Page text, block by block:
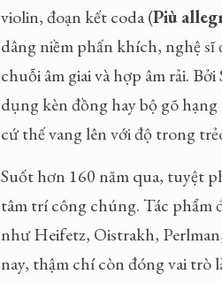
violin, đoạn kết coda (Più
dâng niềm phấn khích, nghệ
chuỗi âm giai và hợp âm rải.
dụng kèn đồng hay bộ gõ
cứ thế vang lên với độ trong
Suốt hơn 160 năm qua, tuyệt
tâm trí công chúng. Tác phẩm
như Heifetz, Oistrakh,
nay, thậm chí còn đóng vai